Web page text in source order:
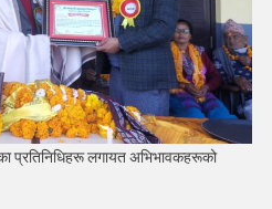
प्रतिनिधिहरू लगायत अभिभावकहरूको